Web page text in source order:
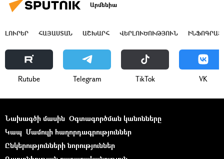
Արմենիա
ԼՈՒՐԵՐ ՀԱՅԱՍՏԱՆ ԱՇԽԱՐՀ ՎԵՐԼՈՒԾՈՒԹՅՈՒՆ
Rutube Telegram ТikТоk VK
Նախագծի մասին Օգտագործման կանոնները
Կապ Մամուլի հաղորդագրություններ
Ընկերությունների նորություններ